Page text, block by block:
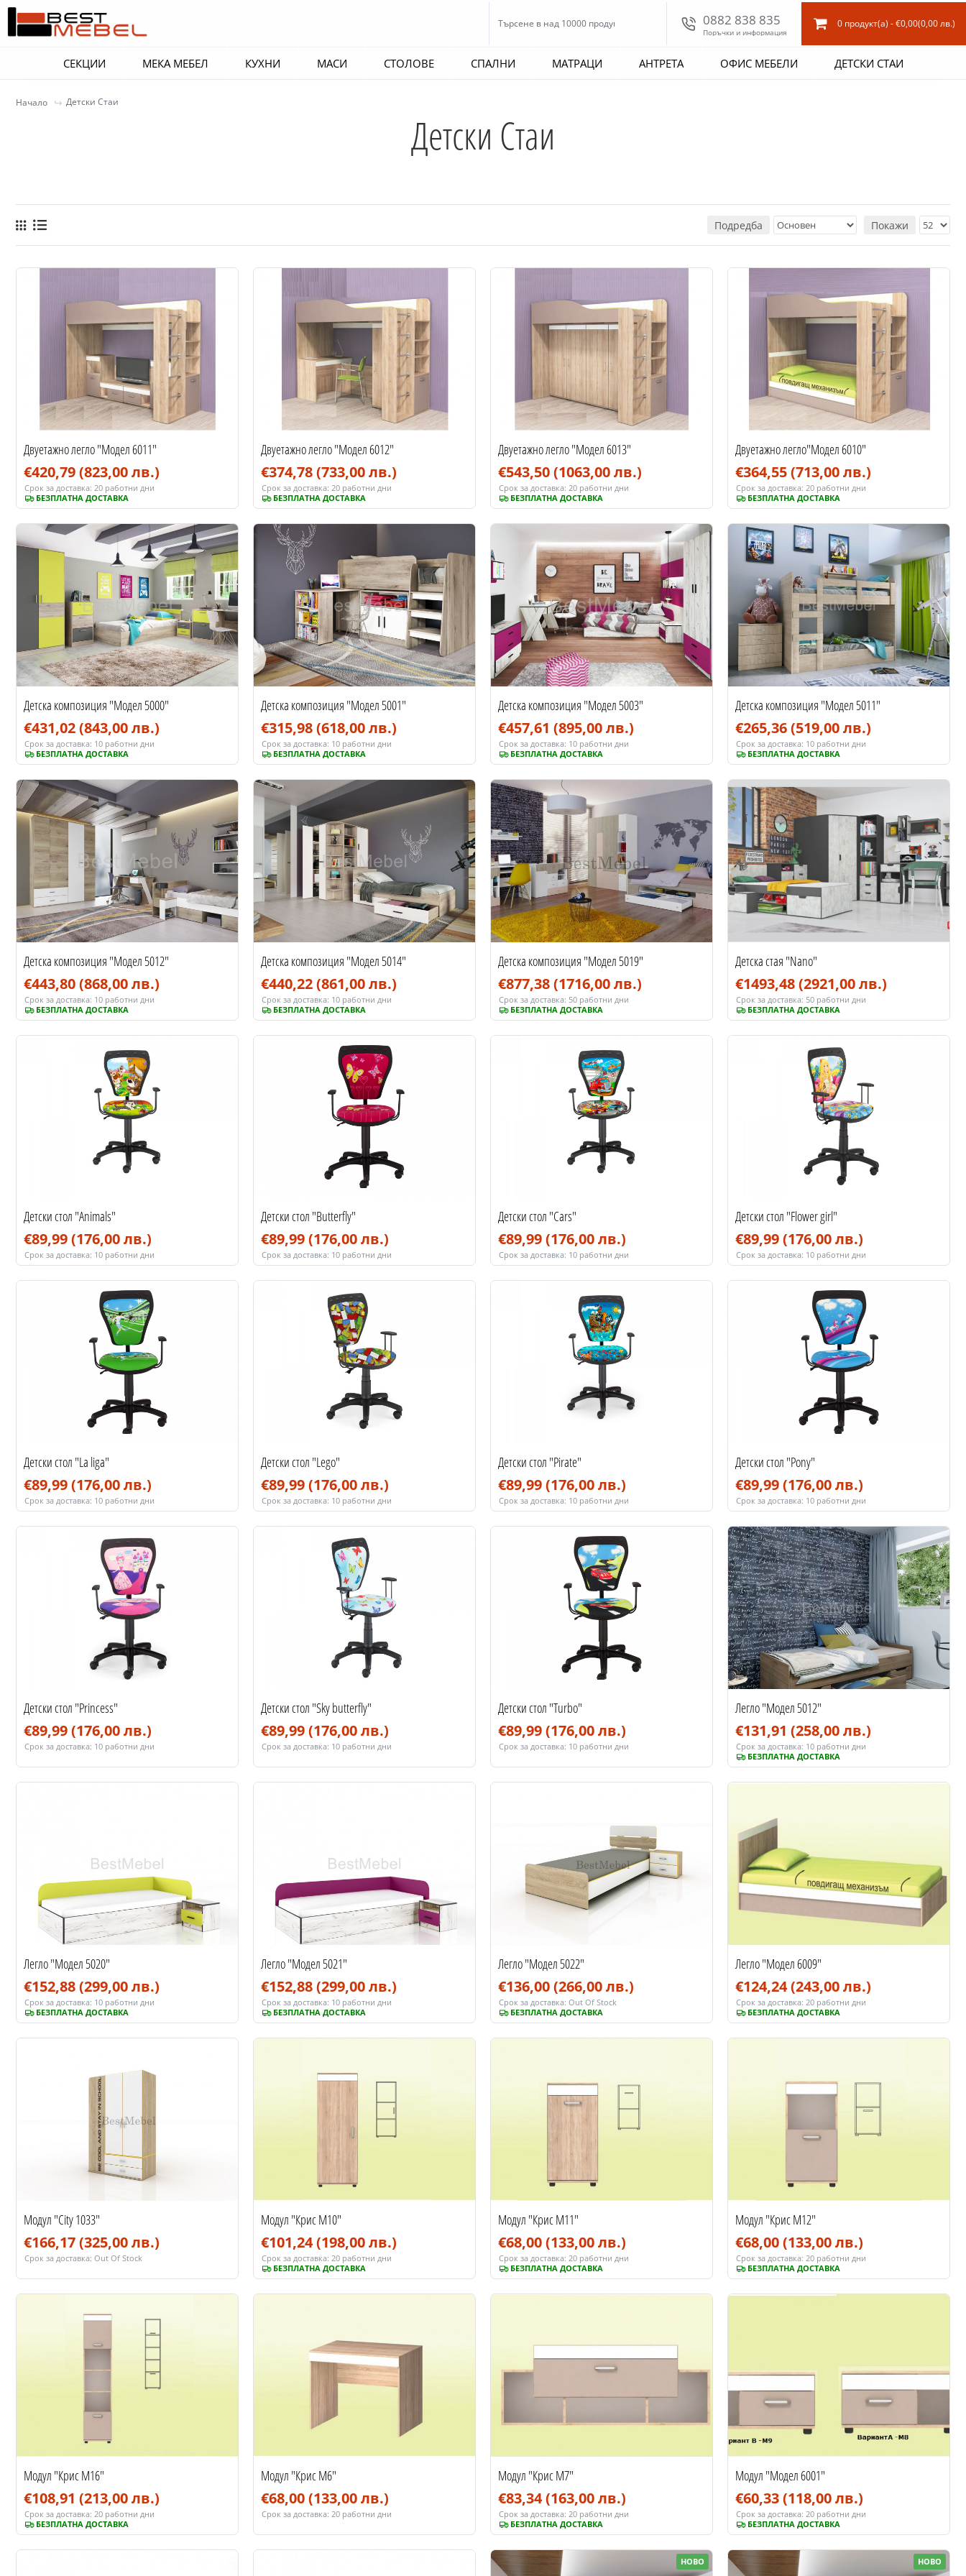
0882 838 835
Поръчки и информация
0 продукт(а) - €0,00(0,00 лв.)
СЕКЦИИ МЕКА МЕБЕЛ КУХНИ МАСИ СТОЛОВЕ СПАЛНИ МАТРАЦИ АНТРЕТА ОФИС МЕБЕЛИ ДЕТСКИ СТАИ
Начало Детски Стаи
Детски Стаи
Подредба Покажи
Срок за доставка: 20 работни дни
БЕЗПЛАТНА ДОСТАВКА
Двуетажно легло "Модел 6011"
€420,79(823,00 лв.)
Срок за доставка: 20 работни дни
БЕЗПЛАТНА ДОСТАВКА
Двуетажно легло "Модел 6012"
€374,78(733,00 лв.)
Срок за доставка: 20 работни дни
БЕЗПЛАТНА ДОСТАВКА
Двуетажно легло "Модел 6013"
€543,50(1063,00 лв.)
Срок за доставка: 20 работни дни
БЕЗПЛАТНА ДОСТАВКА
Двуетажно легло"Модел 6010"
€364,55(713,00 лв.)
Срок за доставка: 10 работни дни
БЕЗПЛАТНА ДОСТАВКА
Детска композиция "Модел 5000"
€431,02(843,00 лв.)
Срок за доставка: 10 работни дни
БЕЗПЛАТНА ДОСТАВКА
Детска композиция "Модел 5001"
€315,98(618,00 лв.)
Срок за доставка: 10 работни дни
БЕЗПЛАТНА ДОСТАВКА
Детска композиция "Модел 5003"
€457,61 (895,00 лв.)
Срок за доставка: 10 работни дни
БЕЗПЛАТНА ДОСТАВКА
Детска композиция "Модел 5011"
€265,36(519,00 лв.)
Срок за доставка: 10 работни дни
БЕЗПЛАТНА ДОСТАВКА
Детска композиция "Модел 5012"
€443,80(868,00 лв.)
Срок за доставка: 10 работни дни
БЕЗПЛАТНА ДОСТАВКА
Детска композиция "Модел 5014"
€440,22(861,00 лв.)
Срок за доставка: 50 работни дни
БЕЗПЛАТНА ДОСТАВКА
Детска композиция "Модел 5019"
€877,38(1716,00 лв.)
Срок за доставка: 50 работни дни
БЕЗПЛАТНА ДОСТАВКА
Детска стая "Nano"
€1493,48(2921,00 лв.)
Срок за доставка: 10 работни дни
Детски стол "Animals"
€89,99(176,00 лв.)
Срок за доставка: 10 работни дни
Детски стол "Butterfly"
€89,99(176,00 лв.)
Срок за доставка: 10 работни дни
Детски стол "Cars"
€89,99(176,00 лв.)
Срок за доставка: 10 работни дни
Детски стол "Flower girl"
€89,99(176,00 лв.)
Срок за доставка: 10 работни дни
Детски стол "La liga"
€89,99(176,00 лв.)
Срок за доставка: 10 работни дни
Детски стол "Lego"
€89,99(176,00 лв.)
Срок за доставка: 10 работни дни
Детски стол "Pirate"
€89,99(176,00 лв.)
Срок за доставка: 10 работни дни
Детски стол "Pony"
€89,99(176,00 лв.)
Срок за доставка: 10 работни дни
Детски стол "Princess"
€89,99(176,00 лв.)
Срок за доставка: 10 работни дни
Детски стол "Sky butterfly"
€89,99(176,00 лв.)
Срок за доставка: 10 работни дни
Детски стол "Turbo"
€89,99(176,00 лв.)
Срок за доставка: 10 работни дни
БЕЗПЛАТНА ДОСТАВКА
Легло "Модел 5012"
€131,91 (258,00 лв.)
Срок за доставка: 10 работни дни
БЕЗПЛАТНА ДОСТАВКА
Легло "Модел 5020"
€152,88(299,00 лв.)
Срок за доставка: 10 работни дни
БЕЗПЛАТНА ДОСТАВКА
Легло "Модел 5021"
€152,88(299,00 лв.)
Срок за доставка: Out Of Stock
БЕЗПЛАТНА ДОСТАВКА
Легло "Модел 5022"
€136,00(266,00 лв.)
Срок за доставка: 20 работни дни
БЕЗПЛАТНА ДОСТАВКА
Легло "Модел 6009"
€124,24(243,00 лв.)
Срок за доставка: Out Of Stock
Модул "City 1033"
€166,17(325,00 лв.)
Срок за доставка: 20 работни дни
БЕЗПЛАТНА ДОСТАВКА
Модул "Крис М10"
€101,24(198,00 лв.)
Срок за доставка: 20 работни дни
БЕЗПЛАТНА ДОСТАВКА
Модул "Крис М11"
€68,00(133,00 лв.)
Срок за доставка: 20 работни дни
БЕЗПЛАТНА ДОСТАВКА
Модул "Крис М12"
€68,00(133,00 лв.)
Срок за доставка: 20 работни дни
БЕЗПЛАТНА ДОСТАВКА
Модул "Крис М16"
€108,91 (213,00 лв.)
Срок за доставка: 20 работни дни
Модул "Крис М6"
€68,00(133,00 лв.)
Срок за доставка: 20 работни дни
БЕЗПЛАТНА ДОСТАВКА
Модул "Крис М7"
€83,34(163,00 лв.)
Срок за доставка: 20 работни дни
БЕЗПЛАТНА ДОСТАВКА
Модул "Модел 6001"
€60,33(118,00 лв.)
НОВО НОВО